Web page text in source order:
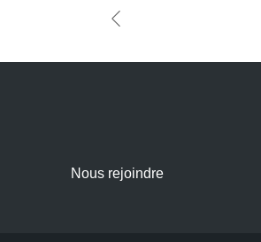
Nous rejoindre